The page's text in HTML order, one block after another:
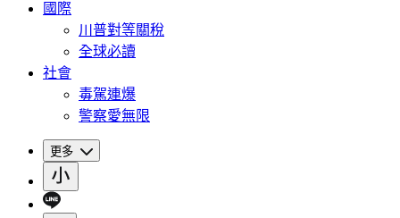
國際
川普對等關稅
全球必讀
社會
毒駕連爆
警察愛無限
更多